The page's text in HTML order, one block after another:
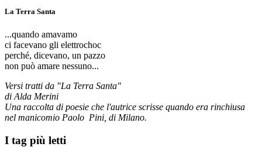
La Terra Santa
...quando amavamo
ci facevano gli elettrochoc
perché, dicevano, un pazzo
non può amare nessuno...
Versi tratti da "La Terra Santa"
di Alda Merini
Una raccolta di poesie che l'autrice scrisse quando era rinchiusa
nel manicomio Paolo Pini, di Milano.
I tag più letti